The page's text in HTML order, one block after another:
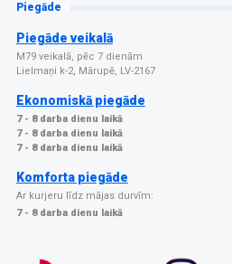
Piegāde
Piegāde veikalā
M79 veikalā, pēc 7 dienām
Lielmaņi k-2, Mārupē, LV-2167
Ekonomiskā piegāde
7 - 8 darba dienu laikā
7 - 8 darba dienu laikā
7 - 8 darba dienu laikā
Komforta piegāde
Ar kurjeru līdz mājas durvīm:
7 - 8 darba dienu laikā